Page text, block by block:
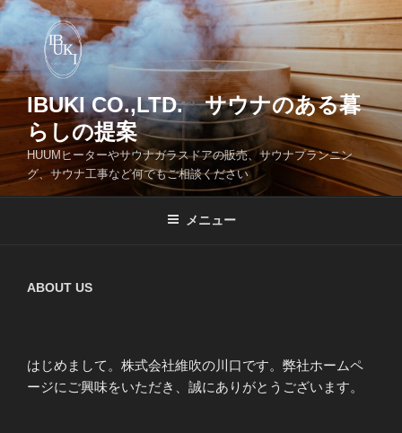
コ
テ
ン
ツ
キ
ッ
IBUKI CO.,LTD. サウナのある暮
らしの提案
HUUMヒーターやサウナガラスドアの販売、サウナプランニン
グ、サウナ工事など何でもご相談ください
メニュー
ABOUT US
はじめまして。株式会社維吹の川口です。弊社ホームペ
ージにご興味をいただき、誠にありがとうございます。